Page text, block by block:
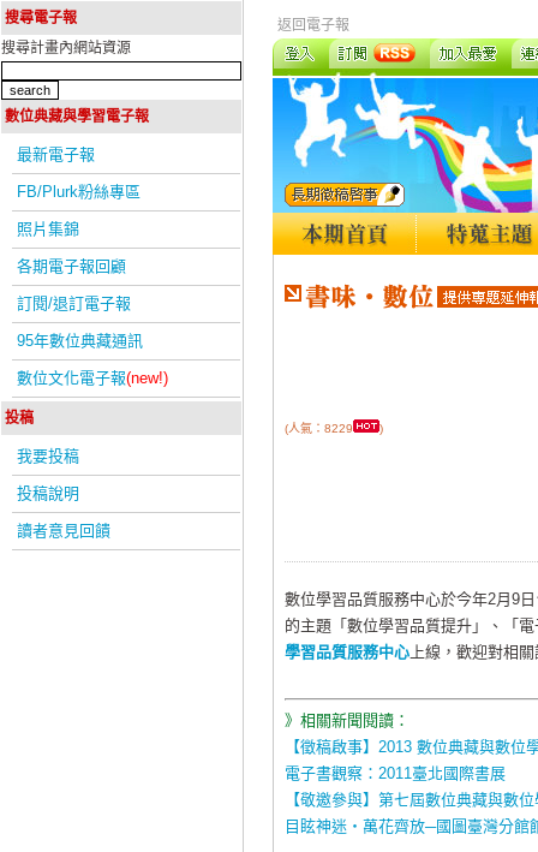
搜尋電子報
搜尋計畫內網站資源
數位典藏與學習電子報
最新電子報
FB/Plurk粉絲專區
照片集錦
各期電子報回顧
訂閱/退訂電子報
95年數位典藏通訊
數位文化電子報(new!)
投稿
我要投稿
投稿說明
讀者意見回饋
返回電子報
(人氣：8229 )
數位學習品質服務中心於今年2月9
的主題「數位學習品質提升」、「
學習品質服務中心 上線，歡迎對相
》相關新聞閱讀：
【徵稿啟事】2013 數位典藏與數位
電子書觀察：2011臺北國際書展
【敬邀參與】第七屆數位典藏與數
目眩神迷‧萬花齊放─國圖臺灣分館